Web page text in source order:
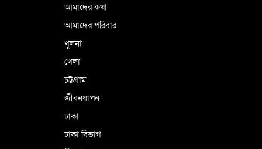
আমাদের কথা
আমাদের পরিবার
খুলনা
খেলা
চট্টগ্রাম
জীবনযাপন
ঢাকা
ঢাকা বিভাগ